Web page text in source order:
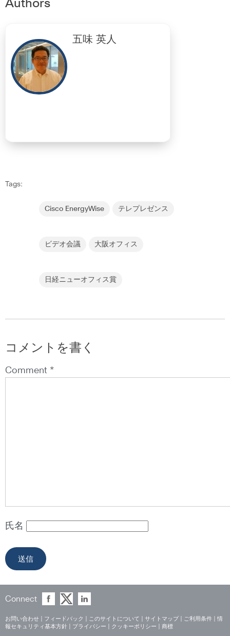
Authors
五味 英人
Tags:
Cisco EnergyWise テレプレゼンス
ビデオ会議 大阪オフィス
日経ニューオフィス賞
コメントを書く
Comment *
氏名
Connect
お問い合わせ フィードバック このサイトについて サイトマップ ご利用条件
情
報セキュリティ基本方針
プライバシー クッキーポリシー 商標